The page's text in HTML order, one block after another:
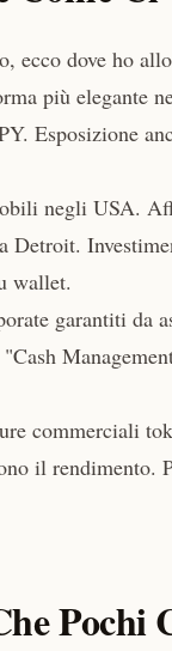
ecco dove ho
più elegante
Esposizione
negli USA.
Detroit.
wallet.
garantiti da
commerciali
il
Pochi